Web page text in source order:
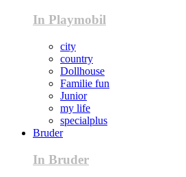
In Playmobil
city
country
Dollhouse
Familie fun
Junior
my life
specialplus
Bruder
In Bruder